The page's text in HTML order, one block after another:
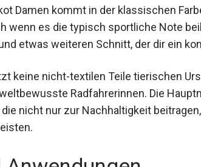
Damen kommt in der klassischen
wenn es die typisch sportliche
und etwas weiteren Schnitt, der dir
keine nicht-textilen Teile tierischen
Radfahrerinnen. Die
nicht nur zur Nachhaltigkeit